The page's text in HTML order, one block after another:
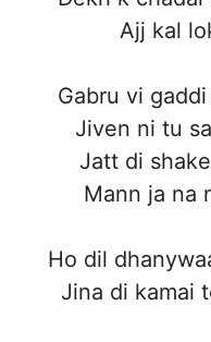
Ajj kal
Gabru vi
Jiven ni tu
Jatt di
Mann ja na
Ho dil
Jina di kamai